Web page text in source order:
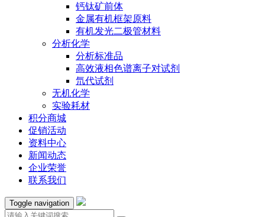
钙钛矿前体
金属有机框架原料
有机发光二极管材料
分析化学
分析标准品
高效液相色谱离子对试剂
氘代试剂
无机化学
实验耗材
积分商城
促销活动
资料中心
新闻动态
企业荣誉
联系我们
Toggle navigation